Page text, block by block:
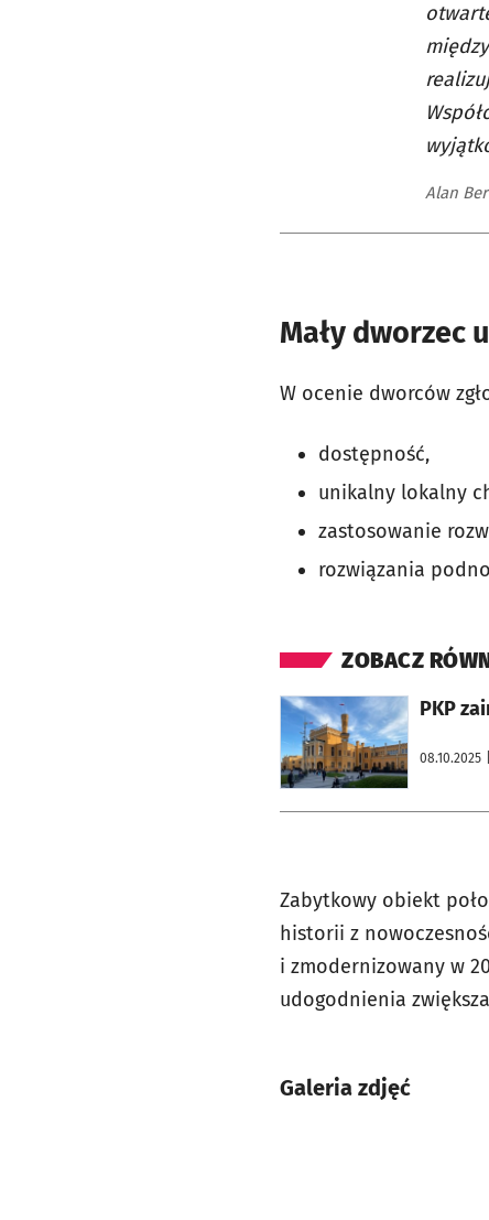
Alan
Mały dworzec
W ocenie dworców
dostępność,
unikalny lokalny
zastosowanie
rozwiązania
ZOBACZ
PKP
08.10.2025
otworzy się w nowej karcie
Zabytkowy obiekt
historii z
i zmodernizowany w
udogodnienia
Galeria zdjęć